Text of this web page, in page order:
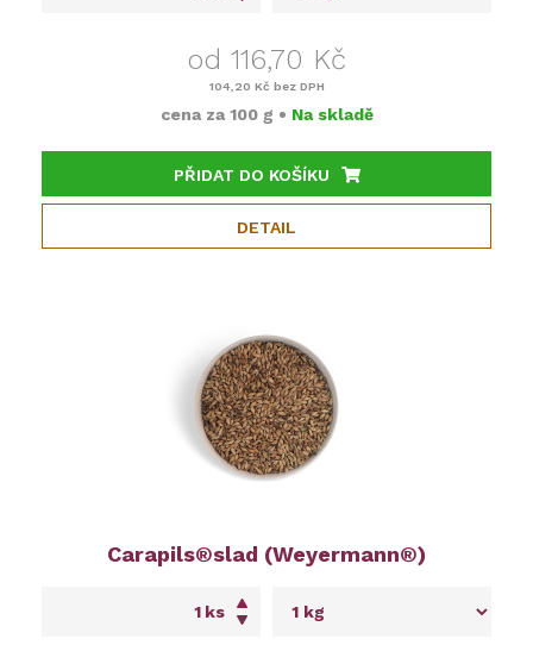
od 116,70 Kč
104,20 Kč bez DPH
cena za 100 g • Na skladě
PŘIDAT DO KOŠÍKU
DETAIL
Carapils®slad (Weyermann®)
ks